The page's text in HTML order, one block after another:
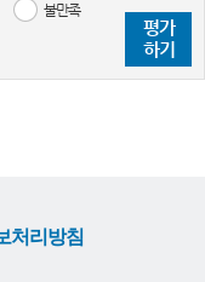
불만족
평가
하기
처리방침